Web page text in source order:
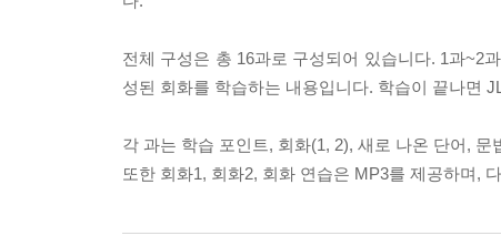
전체 구성은 총 16과로 구성되어 있습니다. 1과~2
성된 회화를 학습하는 내용입니다. 학습이 끝나면
각 과는 학습 포인트, 회화(1, 2), 새로 나온 단어,
또한 회화1, 회화2, 회화 연습은 MP3를 제공하며,